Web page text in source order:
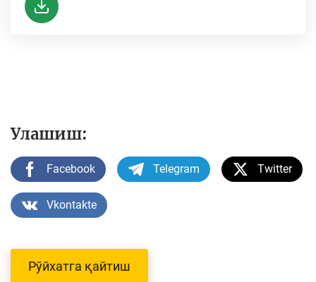
Улашиш:
Facebook Telegram Twitter
Vkontakte
Рўйхатга қайтиш